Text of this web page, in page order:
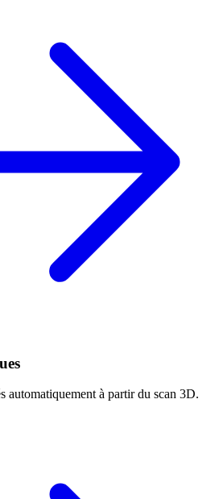
automatiquement à partir du scan 3D.